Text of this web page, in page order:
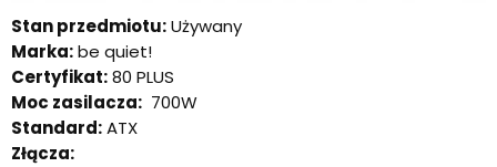
Stan przedmiotu:Używany
Marka:be quiet!
Certyfikat:80 PLUS
Moc zasilacza: 700W
Standard:ATX
Złącza: